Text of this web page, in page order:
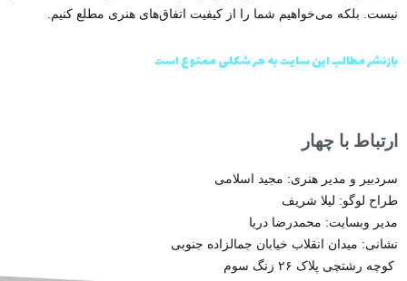
نیست. بلکه می‌خواهیم شما را از کیفیت اتفاق‌های هنری مطلع کنیم.
بازنشر مطالب این سایت به هر شکلی ممنوع است
ارتباط با چهار
سردبیر و مدیر هنری: مجید اسلامی
طراح لوگو: لیلا شریف
مدیر وبسایت: محمدرضا دریا
نشانی: میدان انقلاب خیابان جمالزاده جنوبی
کوچه رشتچی پلاک ۲۶ زنگ سوم